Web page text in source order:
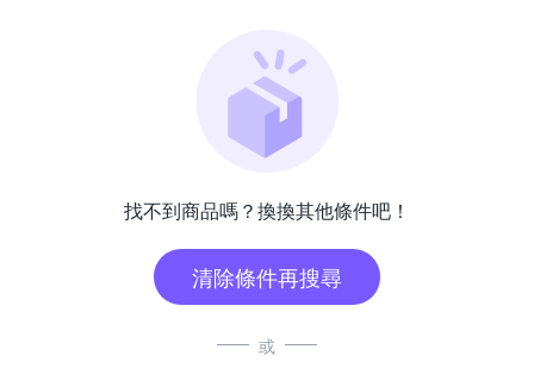
找不到商品嗎？換換其他條件吧！
清除條件再搜尋
或